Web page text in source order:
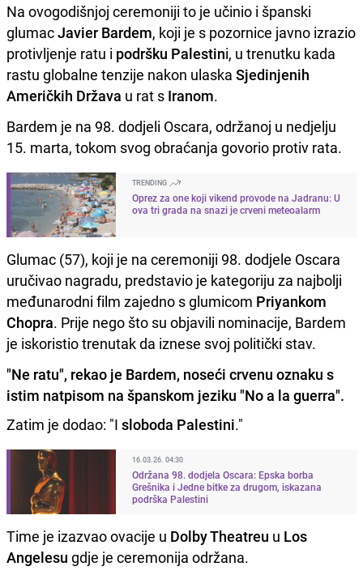
Na ovogodišnjoj ceremoniji to je učinio i španski
glumacJavier Bardem, koji je s pozornice javno izrazio
protivljenje ratu i podršku Palestini, u trenutku kada
rastu globalne tenzije nakon ulaska Sjedinjenih
Američkih Država u rat s Iranom.
Bardem je na 98. dodjeli Oscara, održanoj u nedjelju
15. marta, tokom svog obraćanja govorio protiv rata.
TRENDING
Oprez za one koji vikend provode na Jadranu: U
ova tri grada na snazi je crveni meteoalarm
Glumac (57), koji je na ceremoniji 98. dodjele Oscara
uručivao nagradu, predstavio je kategoriju za najbolji
međunarodni film zajedno s glumicom Priyankom
Chopra. Prije nego što su objavili nominacije, Bardem
je iskoristio trenutak da iznese svoj politički stav.
"Ne ratu", rekao je Bardem, noseći crvenu oznaku s
istim natpisom na španskom jeziku "No a la guerra".
Zatim je dodao: "I sloboda Palestini."
16.03.26. 04:30
Održana 98. dodjela Oscara: Epska borba
Grešnika i Jedne bitke za drugom, iskazana
podrška Palestini
Time je izazvao ovacije u Dolby Theatreu u Los
Angelesu gdje je ceremonija održana.